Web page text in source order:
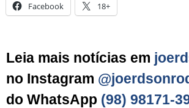
Facebook 18+
Leia mais notícias em
no Instagram
do WhatsApp (98) 98171-